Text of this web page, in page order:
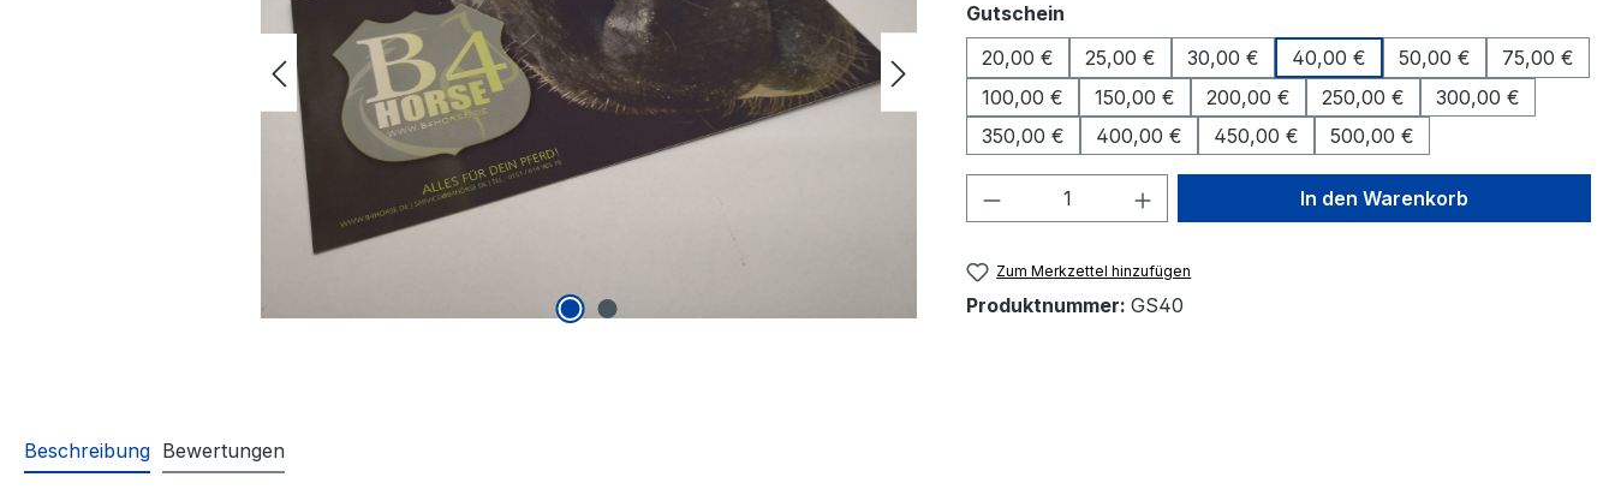
Gutschein
20,00 €
25,00 € 30,00 € 40,00 € 50,00 €
75,00 €
100,00 €
150,00 € 200,00 € 250,00 €
300,00 €
350,00 €
400,00 € 450,00 € 500,00 €
Produkt Anzahl: Gib den gewünschten Wert
In den Warenkorb
Zum Merkzettel hinzufügen
Produktnummer: GS40
Beschreibung Bewertungen